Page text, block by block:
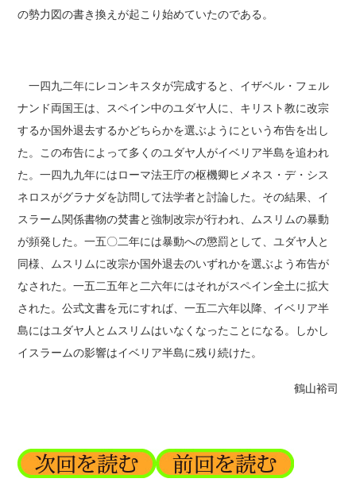
の勢力図の書き換えが起こり始めていたのである。
一四九二年にレコンキスタが完成すると、イザベル・フェル
ナンド両国王は、スペイン中のユダヤ人に、キリスト教に改宗
するか国外退去するかどちらかを選ぶようにという布告を出し
た。この布告によって多くのユダヤ人がイベリア半島を追われ
た。一四九九年にはローマ法王庁の枢機卿ヒメネス・デ・シス
ネロスがグラナダを訪問して法学者と討論した。その結果、イ
スラーム関係書物の焚書と強制改宗が行われ、ムスリムの暴動
が頻発した。一五〇二年には暴動への懲罰として、ユダヤ人と
同様、ムスリムに改宗か国外退去のいずれかを選ぶよう布告が
なされた。一五二五年と二六年にはそれがスペイン全土に拡大
された。公式文書を元にすれば、一五二六年以降、イベリア半
島にはユダヤ人とムスリムはいなくなったことになる。しかし
イスラームの影響はイベリア半島に残り続けた。
鶴山裕司